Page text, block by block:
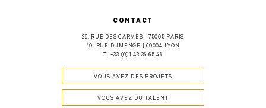
CONTACT
26, RUE DES CARMES | 75005 PARIS
19, RUE DUMENGE | 69004 LYON
T. +33 (0)1 43 36 65 46
VOUS AVEZ DES PROJETS
VOUS AVEZ DU TALENT